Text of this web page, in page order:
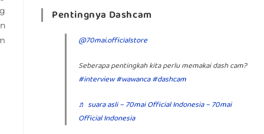
Pentingnya Dashcam
@70mai.officialstore
Seberapa pentingkah kita perlu memakai dash cam?
#interview#wawanca#dashcam
♬ suara asli – 70mai Official Indonesia – 70mai
Official Indonesia